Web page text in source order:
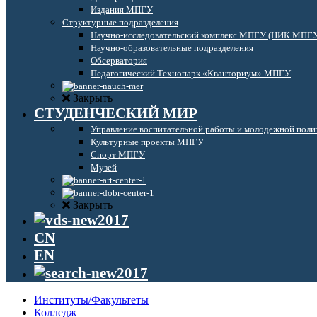
Издания МПГУ
Структурные подразделения
Научно-исследовательский комплекс МПГУ (НИК
Научно-образовательные подразделения
Обсерватория
Педагогический Технопарк «Кванториум» МПГУ
Закрыть
СТУДЕНЧЕСКИЙ МИР
Управление воспитательной работы и молодежной
Культурные проекты МПГУ
Спорт МПГУ
Музей
Закрыть
CN
EN
Институты/Факультеты
Колледж